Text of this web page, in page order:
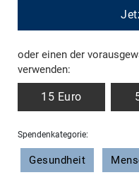
oder einen der
verwenden:
15 Euro
Spendenkategorie:
Gesundheit